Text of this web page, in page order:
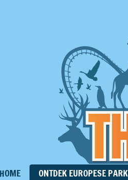
HOME ONTDEK EUROPESE